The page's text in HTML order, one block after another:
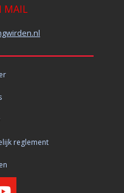
MAIL
reglement